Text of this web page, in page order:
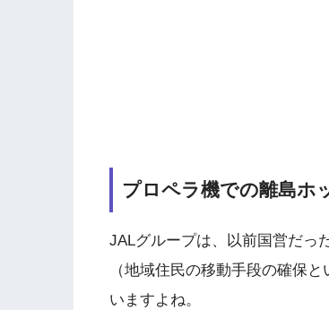
プロペラ機での離島ホ
JALグループは、以前国営だっ
（地域住民の移動手段の確保
いますよね。